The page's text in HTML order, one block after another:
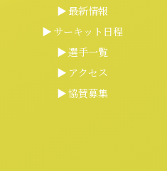
最新情報
サーキット日程
選手一覧
アクセス
協賛募集